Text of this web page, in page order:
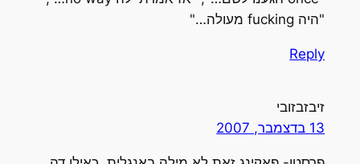
"היה fucking מעולה…"
Reply
זיבזבזובי
13 בדצמבר, 2007